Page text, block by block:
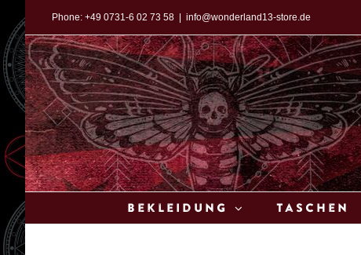
Inhalt
springen
Phone: +49 0731-6 02 73 58 info@wonderland13-store.de
Bekleidung Taschen